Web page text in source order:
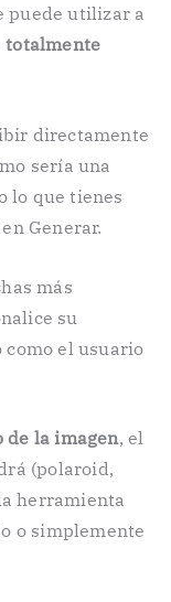
puede utilizar a
totalmente
directamente
sería una
lo que tienes
Generar.
más
su
el usuario
de la imagen, el
(polaroid,
herramienta
o simplemente